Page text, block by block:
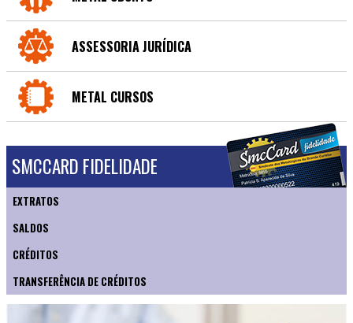
ASSESSORIA JURÍDICA
METAL CURSOS
SMCCARD FIDELIDADE
EXTRATOS
SALDOS
CRÉDITOS
TRANSFERÊNCIA DE CRÉDITOS